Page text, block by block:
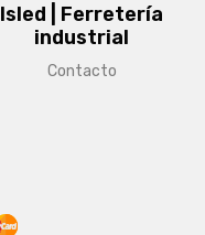
Isled | Ferretería
industrial
Contacto